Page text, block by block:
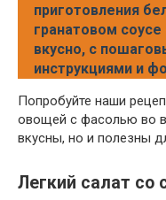
приготовления
гранатовом соусе
вкусно, с
инструкциями и
Попробуйте наши
овощей с фасолью во
вкусны, но и полезны
Легкий салат со